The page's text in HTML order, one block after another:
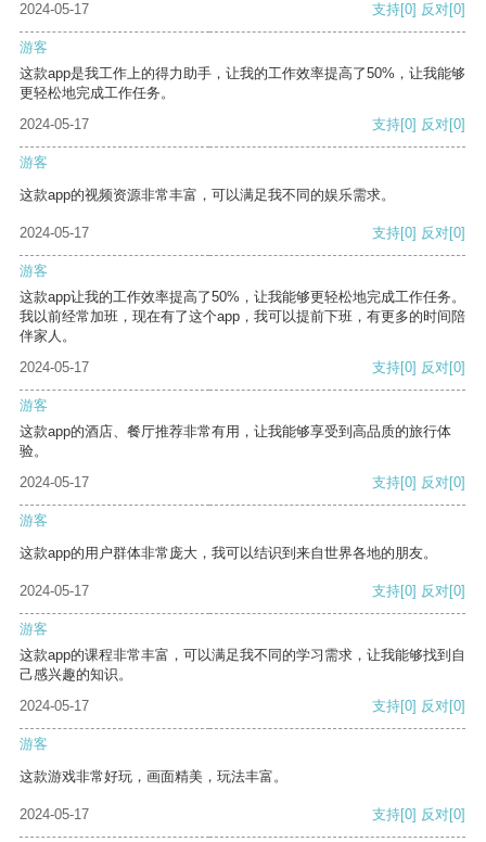
2024-05-17 支持[0] 反对[0]
游客
这款app是我工作上的得力助手，让我的工作效率提高了50%，让我能够
更轻松地完成工作任务。
2024-05-17
支持[0] 反对[0]
游客
这款app的视频资源非常丰富，可以满足我不同的娱乐需求。
2024-05-17 支持[0] 反对[0]
游客
这款app让我的工作效率提高了50%，让我能够更轻松地完成工作任务。
我以前经常加班，现在有了这个app，我可以提前下班，有更多的时间陪
伴家人。
2024-05-17
支持[0] 反对[0]
游客
这款app的酒店、餐厅推荐非常有用，让我能够享受到高品质的旅行体
验。
2024-05-17
支持[0] 反对[0]
游客
这款app的用户群体非常庞大，我可以结识到来自世界各地的朋友。
2024-05-17 支持[0] 反对[0]
游客
这款app的课程非常丰富，可以满足我不同的学习需求，让我能够找到自
己感兴趣的知识。
2024-05-17
支持[0] 反对[0]
游客
这款游戏非常好玩，画面精美，玩法丰富。
2024-05-17 支持[0] 反对[0]